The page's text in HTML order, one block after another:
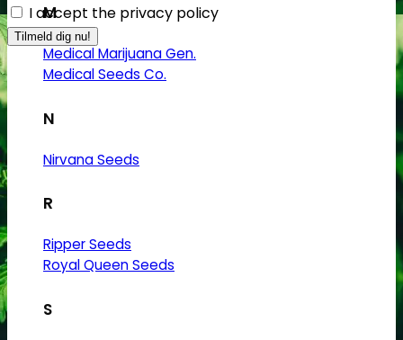
M
Medical Marijuana Gen.
Medical Seeds Co.
N
Nirvana Seeds
R
Ripper Seeds
Royal Queen Seeds
S
I accept the privacy policy